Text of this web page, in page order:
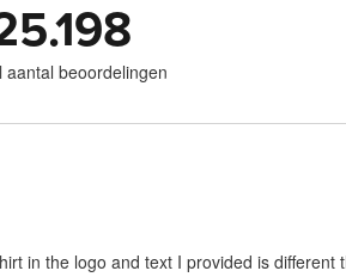
aantal beoordelingen
in the logo and text I provided is